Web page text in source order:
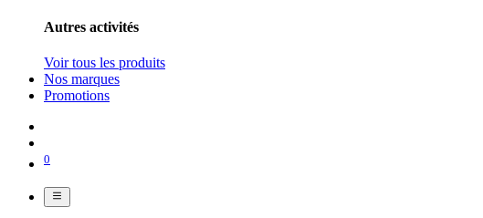
Autres activités
Voir tous les produits
Nos marques
Promotions
0